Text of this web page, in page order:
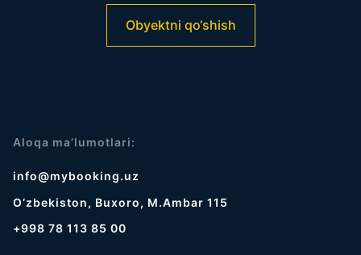
Obyektni qo‘shish
Aloqa ma’lumotlari:
info@mybooking.uz
O‘zbekiston, Buxoro, M.Ambar 115
+998 78 113 85 00